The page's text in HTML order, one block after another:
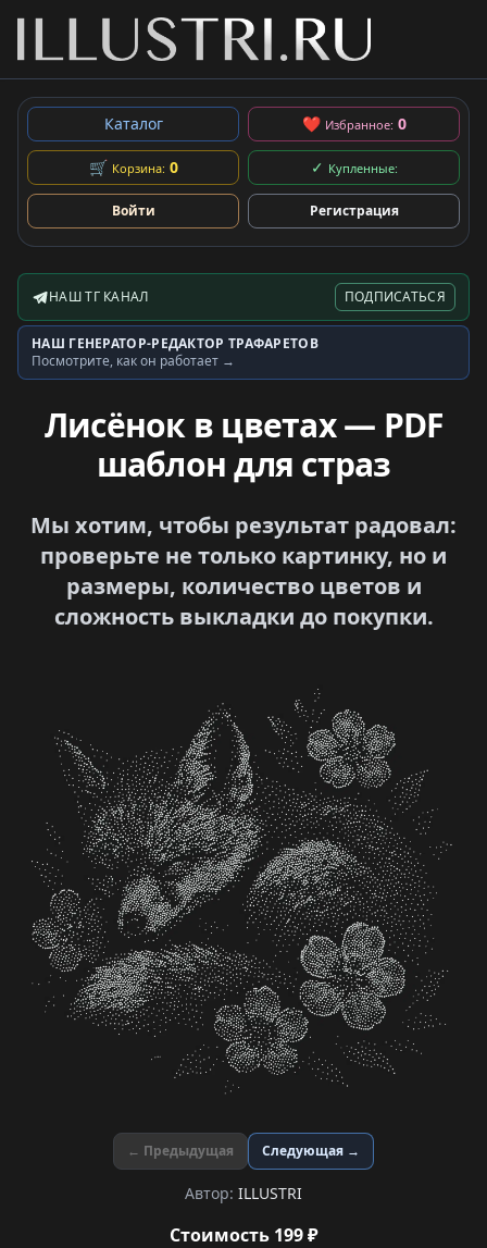
Каталог ❤ Избранное: 0
🛒 Корзина: 0 ✓ Купленные:
Войти Регистрация
Telegram-канал
НАШ ТГ КАНАЛ ПОДПИСАТЬСЯ
Генератор трафаретов
НАШ ГЕНЕРАТОР-РЕДАКТОР ТРАФАРЕТОВ
Посмотрите, как он работает →
Лисёнок в цветах — PDF
шаблон для страз
Мы хотим, чтобы результат радовал:
проверьте не только картинку, но и
размеры, количество цветов и
сложность выкладки до покупки.
← Предыдущая Следующая →
Автор: ILLUSTRI
Стоимость 199 ₽